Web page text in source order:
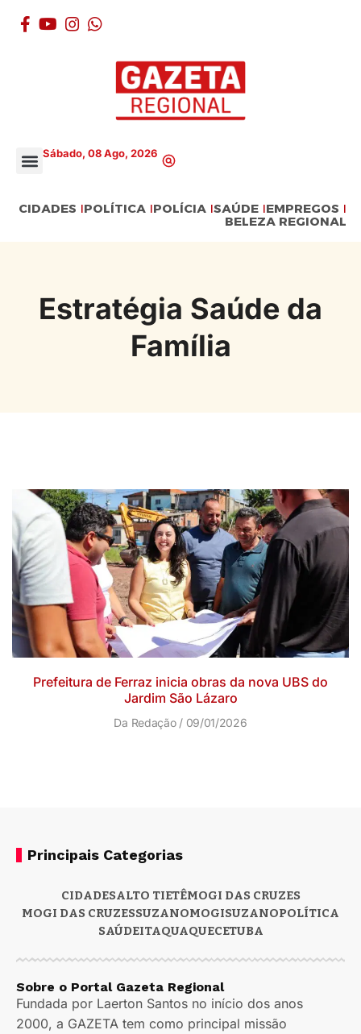
Sábado, 08 Ago, 2026
CIDADES POLÍTICA POLÍCIA SAÚDE EMPREGOS
BELEZA REGIONAL
Estratégia Saúde da
Família
Prefeitura de Ferraz inicia obras da nova UBS do
Jardim São Lázaro
Da Redação 09/01/2026
Principais Categorias
CIDADESALTO TIETÊMOGI DAS CRUZES
MOGI DAS CRUZESSUZANOMOGISUZANOPOLÍTICA
SAÚDEITAQUAQUECETUBA
Sobre o Portal Gazeta Regional
Fundada por Laerton Santos no início dos anos
2000, a GAZETA tem como principal missão